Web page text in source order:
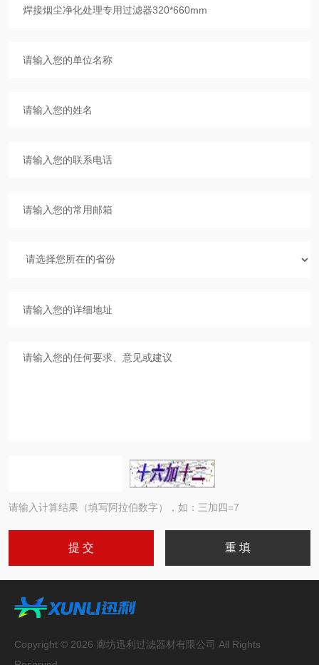
请输入计算结果（填写阿拉伯数字），如：三加四=7
Copyright © 2026 廊坊迅利过滤器材有限公司 All Rights